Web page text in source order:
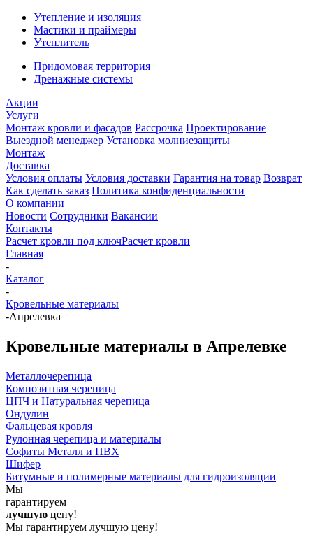
Утепление и изоляция
Мастики и праймеры
Утеплитель
Придомовая территория
Дренажные системы
Акции
Услуги
Монтаж кровли и фасадов Рассрочка Проектирование
Выездной менеджер Установка молниезащиты
Монтаж
Доставка
Условия оплаты Условия доставки Гарантия на товар Возврат
Как сделать заказ Политика конфиденциальности
О компании
Новости Сотрудники Вакансии
Контакты
Расчет кровли под ключРасчет кровли
Главная
-
Каталог
-
Кровельные материалы
-Апрелевка
Кровельные материалы в Апрелевке
Металлочерепица
Композитная черепица
ЦПЧ и Натуральная черепица
Ондулин
Фальцевая кровля
Рулонная черепица и материалы
Софиты Металл и ПВХ
Шифер
Битумные и полимерные материалы для гидроизоляции
Мы
гарантируем
лучшую цену!
Мы гарантируем лучшую цену!